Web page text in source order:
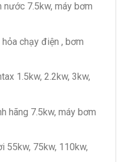
7.5kw, máy bơm
chạy điện , bơm
1.5kw, 2.2kw, 3kw,
hãng 7.5kw, máy bơm
55kw, 75kw, 110kw,